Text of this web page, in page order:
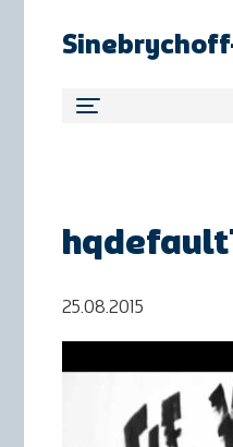
25.08.2015